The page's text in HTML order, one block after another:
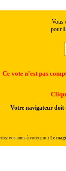
Vous
pour
Ce vote n'est pas
Votre navigateur doit
vos amis à voter pour Le